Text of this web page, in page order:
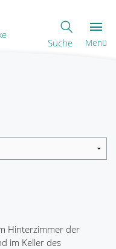
Suche Menü
Hinterzimmer der
im Keller des